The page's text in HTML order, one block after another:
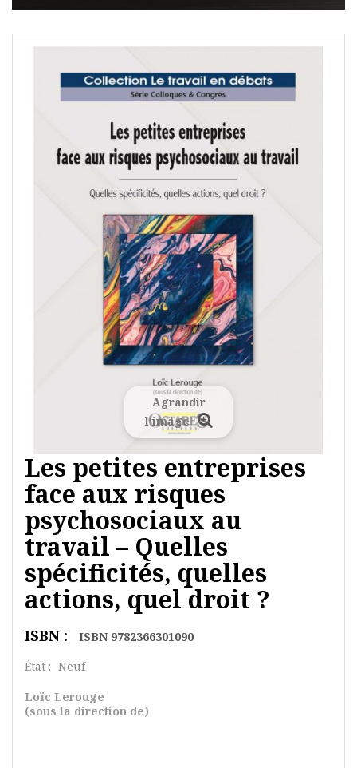
Agrandir
l'image
Les petites entreprises
face aux risques
psychosociaux au
travail – Quelles
spécificités, quelles
actions, quel droit ?
ISBN :
ISBN 9782366301090
État : Neuf
Loïc Lerouge
(sous la direction de)